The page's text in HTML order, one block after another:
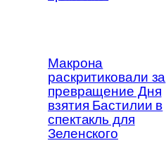
Макрона
раскритиковали за
превращение Дня
взятия Бастилии в
спектакль для
Зеленского